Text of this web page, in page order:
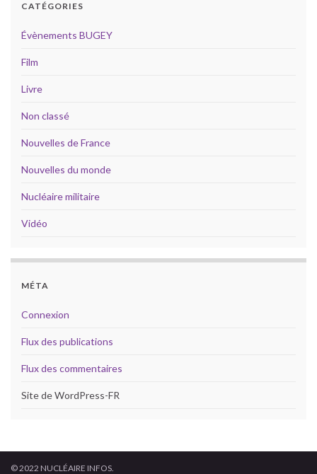
CATÉGORIES
Évènements BUGEY
Film
Livre
Non classé
Nouvelles de France
Nouvelles du monde
Nucléaire militaire
Vidéo
MÉTA
Connexion
Flux des publications
Flux des commentaires
Site de WordPress-FR
© 2022 NUCLÉAIRE INFOS.